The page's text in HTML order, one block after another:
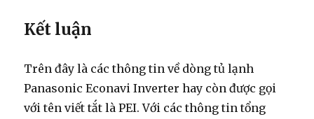
Kết luận
Trên đây là các thông tin về dòng tủ lạnh
Panasonic Econavi Inverter hay còn được gọi
với tên viết tắt là PEI. Với các thông tin tổng